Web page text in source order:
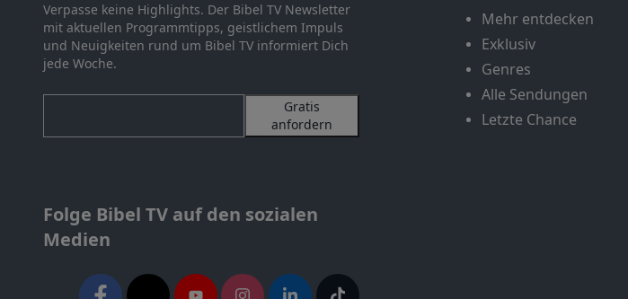
Verpasse keine Highlights. Der Bibel TV Newsletter
mit aktuellen Programmtipps, geistlichem Impuls
und Neuigkeiten rund um Bibel TV informiert Dich
jede Woche.
Gratis
anfordern
Folge Bibel TV auf den sozialen
Medien
Mehr entdecken
Exklusiv
Genres
Alle Sendungen
Letzte Chance